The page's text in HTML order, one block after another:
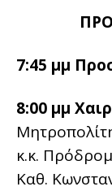
7:45 μμ
8:00 μμ
κ.κ.
Καθ.